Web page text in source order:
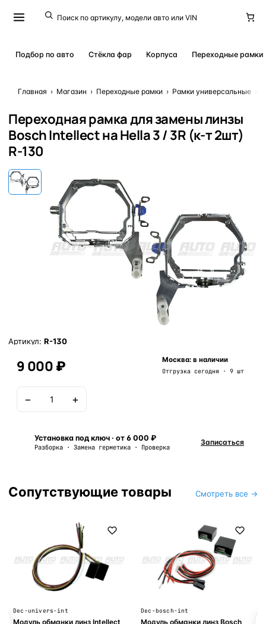
Подбор по авто Стёкла фар Корпуса Переходные рамки
Главная › Магазин › Переходные рамки › Рамки универсальные ›
Переходная рамка для замены линзы
Bosch Intellect на Hella 3 / 3R (к-т 2шт)
R-130
Артикул: R-130
9 000 ₽ Москва: в наличии
Отгрузка сегодня · 9 шт
− +
Установка под ключ · от 6 000 ₽
Разборка · Замена герметика · Проверка
Записаться
Сопутствующие товары Смотреть все →
Dec-univers-int
Модуль обманки линз Intellect
Dec-bosch-int
Модуль обманки линз Bosch